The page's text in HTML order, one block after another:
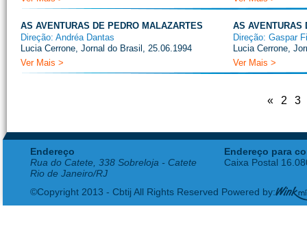
AS AVENTURAS DE PEDRO MALAZARTES
Direção: Andréa Dantas
Lucia Cerrone, Jornal do Brasil, 25.06.1994
Ver Mais >
AS AVENTURAS
Direção: Gaspar
Lucia Cerrone,
Ver Mais >
« 2 3
Endereço
Rua do Catete, 338 Sobreloja - Catete
Rio de Janeiro/RJ
Endereço para
Caixa Postal
©Copyright 2013 - Cbtij All Rights Reserved Powered by: